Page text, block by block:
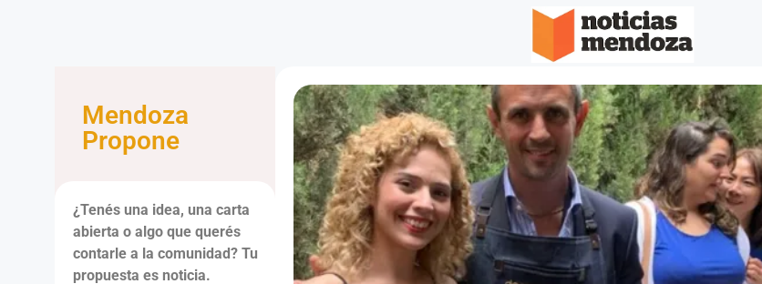
Mendoza
Propone
¿Tenés una idea, una carta
abierta o algo que querés
contarle a la comunidad? Tu
propuesta es noticia.